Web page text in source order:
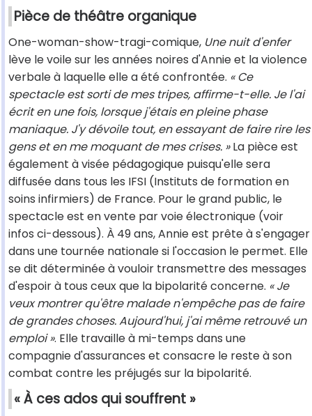
Pièce de théâtre organique
One-woman-show-tragi-comique, Une nuit d'enfer
lève le voile sur les années noires d'Annie et la violence
verbale à laquelle elle a été confrontée. « Ce
spectacle est sorti de mes tripes, affirme-t-elle. Je l'ai
écrit en une fois, lorsque j'étais en pleine phase
maniaque. J'y dévoile tout, en essayant de faire rire les
gens et en me moquant de mes crises. »La pièce est
également à visée pédagogique puisqu'elle sera
diffusée dans tous les IFSI (Instituts de formation en
soins infirmiers) de France. Pour le grand public, le
spectacle est en vente par voie électronique (voir
infos ci-dessous). À 49 ans, Annie est prête à s'engager
dans une tournée nationale si l'occasion le permet. Elle
se dit déterminée à vouloir transmettre des messages
d'espoir à tous ceux que la bipolarité concerne. « Je
veux montrer qu'être malade n'empêche pas de faire
de grandes choses. Aujourd'hui, j'ai même retrouvé un
emploi ». Elle travaille à mi-temps dans une
compagnie d'assurances et consacre le reste à son
combat contre les préjugés sur la bipolarité.
« À ces ados qui souffrent »